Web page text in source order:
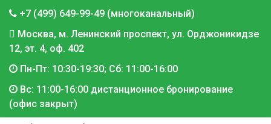
+7 (499) 649-99-49 (многоканальный)
Москва, м. Ленинский проспект, ул. Орджоникидзе
12, эт. 4, оф. 402
Пн-Пт: 10:30-19:30; Сб: 11:00-16:00
Вс: 11:00-16:00 дистанционное бронирование
(офис закрыт)